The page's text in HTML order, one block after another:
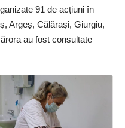
91 de acțiuni în
Argeș, Călărași, Giurgiu,
au fost consultate